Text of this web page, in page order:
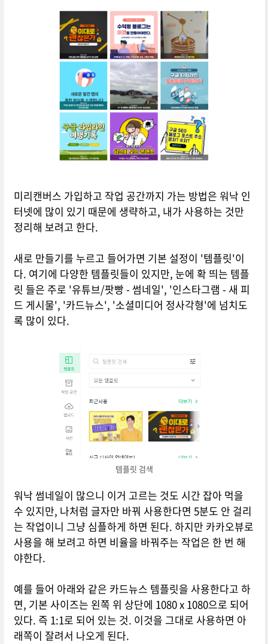
미리캔버스 가입하고 작업 공간까지 가는 방법은 워낙 인
터넷에 많이 있기 때문에 생략하고, 내가 사용하는 것만
정리해 보려고 한다.
새로 만들기를 누르고 들어가면 기본 설정이 '템플릿'이
다. 여기에 다양한 템플릿들이 있지만, 눈에 확 띄는 템플
릿 들은 주로 '유튜브/팟빵 - 썸네일', '인스타그램 - 새 피
드 게시물', '카드뉴스', '소셜미디어 정사각형'에 넘치도
록 많이 있다.
템플릿 검색
워낙 썸네일이 많으니 이거 고르는 것도 시간 잡아 먹을
수 있지만, 나처럼 글자만 바꿔 사용한다면 5분도 안 걸리
는 작업이니 그냥 심플하게 하면 된다. 하지만 카카오뷰로
사용을 해 보려고 하면 비율을 바꿔주는 작업은 한 번 해
야한다.
예를 들어 아래와 같은 카드뉴스 템플릿을 사용한다고 하
면, 기본 사이즈는 왼쪽 위 상단에 1080 x 1080으로 되어
있다. 즉 1:1로 되어 있는 것. 이것을 그대로 사용하면 아
래쪽이 잘려서 나오게 된다.